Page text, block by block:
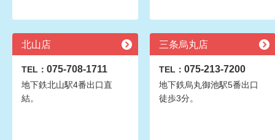
北山店
TEL： 075-708-1711
地下鉄北山駅4番出口直
結。
三条烏丸店
TEL： 075-213-7200
地下鉄烏丸御池駅5番出口
徒歩3分。